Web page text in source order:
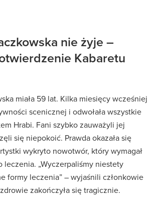
nie żyje –
Kabaretu
miała 59 lat. Kilka miesięcy wcześniej
scenicznej i odwołała wszystkie
Hrabi. Fani szybko zauważyli jej
się niepokoić. Prawda okazała się
wykryto nowotwór, który wymagał
leczenia. „Wyczerpaliśmy niestety
formy leczenia” – wyjaśnili członkowie
zakończyła się tragicznie.